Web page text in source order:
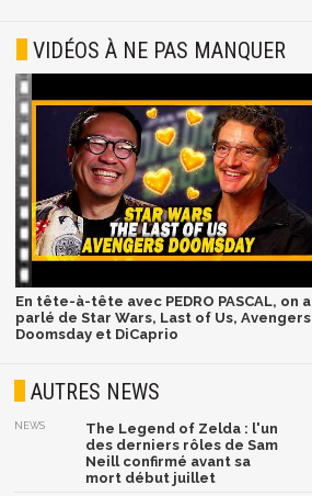
VIDÉOS À NE PAS MANQUER
En tête-à-tête avec PEDRO PASCAL, on a
parlé de Star Wars, Last of Us, Avengers
Doomsday et DiCaprio
AUTRES NEWS
NEWS
The Legend of Zelda : l'un
des derniers rôles de Sam
Neill confirmé avant sa
mort début juillet